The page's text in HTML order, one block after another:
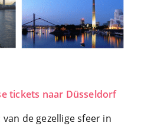
tickets naar Düsseldorf
de gezellige sfeer in